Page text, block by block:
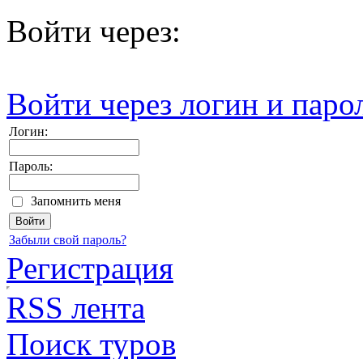
Войти через:
Войти через логин и
Логин:
Пароль:
Запомнить меня
Забыли свой пароль?
Регистрация
RSS лента
Поиск туров